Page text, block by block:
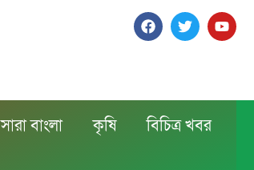
সারা বাংলা কৃষি বিচিত্র খবর